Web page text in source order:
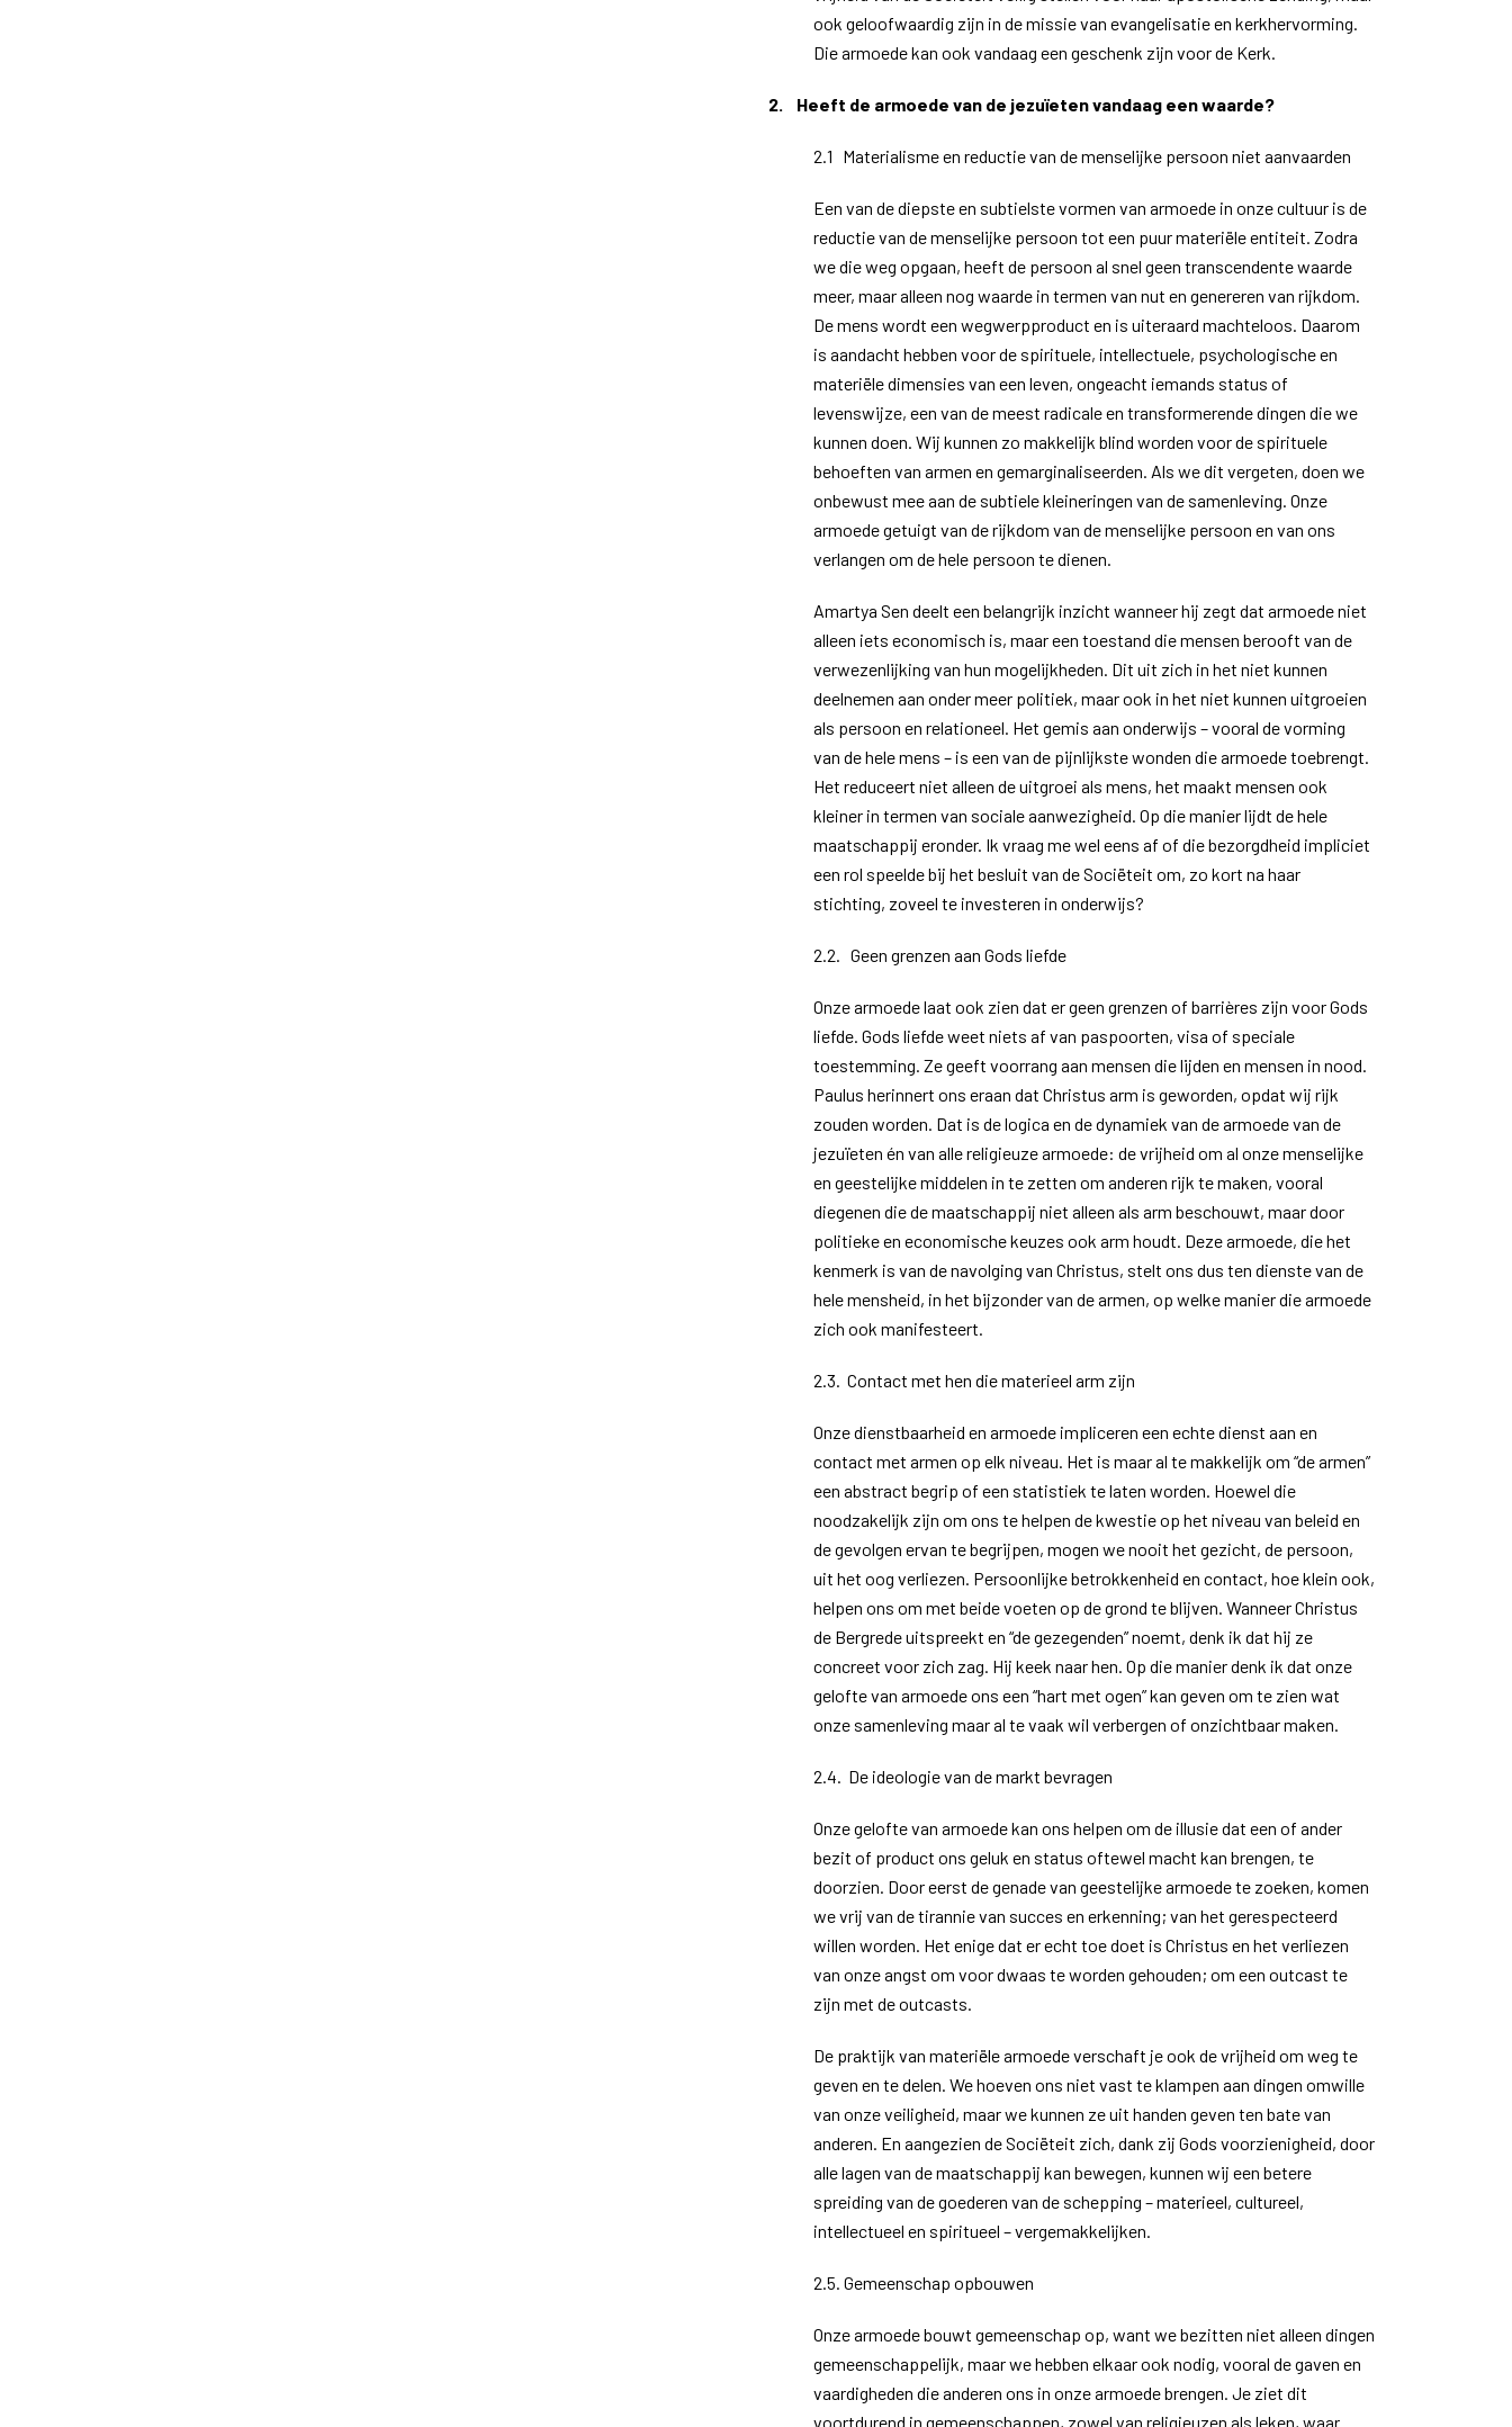
ook geloofwaardig zijn in de missie van evangelisatie en kerkhervorming.
Die armoede kan ook vandaag een geschenk zijn voor de Kerk.
2. Heeft de armoede van de jezuïeten vandaag een waarde?
2.1 Materialisme en reductie van de menselijke persoon niet aanvaarden
Een van de diepste en subtielste vormen van armoede in onze cultuur is de
reductie van de menselijke persoon tot een puur materiële entiteit. Zodra
we die weg opgaan, heeft de persoon al snel geen transcendente waarde
meer, maar alleen nog waarde in termen van nut en genereren van rijkdom.
De mens wordt een wegwerpproduct en is uiteraard machteloos. Daarom
is aandacht hebben voor de spirituele, intellectuele, psychologische en
materiële dimensies van een leven, ongeacht iemands status of
levenswijze, een van de meest radicale en transformerende dingen die we
kunnen doen. Wij kunnen zo makkelijk blind worden voor de spirituele
behoeften van armen en gemarginaliseerden. Als we dit vergeten, doen we
onbewust mee aan de subtiele kleineringen van de samenleving. Onze
armoede getuigt van de rijkdom van de menselijke persoon en van ons
verlangen om de hele persoon te dienen.
Amartya Sen deelt een belangrijk inzicht wanneer hij zegt dat armoede niet
alleen iets economisch is, maar een toestand die mensen berooft van de
verwezenlijking van hun mogelijkheden. Dit uit zich in het niet kunnen
deelnemen aan onder meer politiek, maar ook in het niet kunnen uitgroeien
als persoon en relationeel. Het gemis aan onderwijs – vooral de vorming
van de hele mens – is een van de pijnlijkste wonden die armoede toebrengt.
Het reduceert niet alleen de uitgroei als mens, het maakt mensen ook
kleiner in termen van sociale aanwezigheid. Op die manier lijdt de hele
maatschappij eronder. Ik vraag me wel eens af of die bezorgdheid impliciet
een rol speelde bij het besluit van de Sociëteit om, zo kort na haar
stichting, zoveel te investeren in onderwijs?
2.2. Geen grenzen aan Gods liefde
Onze armoede laat ook zien dat er geen grenzen of barrières zijn voor Gods
liefde. Gods liefde weet niets af van paspoorten, visa of speciale
toestemming. Ze geeft voorrang aan mensen die lijden en mensen in nood.
Paulus herinnert ons eraan dat Christus arm is geworden, opdat wij rijk
zouden worden. Dat is de logica en de dynamiek van de armoede van de
jezuïeten én van alle religieuze armoede: de vrijheid om al onze menselijke
en geestelijke middelen in te zetten om anderen rijk te maken, vooral
diegenen die de maatschappij niet alleen als arm beschouwt, maar door
politieke en economische keuzes ook arm houdt. Deze armoede, die het
kenmerk is van de navolging van Christus, stelt ons dus ten dienste van de
hele mensheid, in het bijzonder van de armen, op welke manier die armoede
zich ook manifesteert.
2.3. Contact met hen die materieel arm zijn
Onze dienstbaarheid en armoede impliceren een echte dienst aan en
contact met armen op elk niveau. Het is maar al te makkelijk om “de armen”
een abstract begrip of een statistiek te laten worden. Hoewel die
noodzakelijk zijn om ons te helpen de kwestie op het niveau van beleid en
de gevolgen ervan te begrijpen, mogen we nooit het gezicht, de persoon,
uit het oog verliezen. Persoonlijke betrokkenheid en contact, hoe klein ook,
helpen ons om met beide voeten op de grond te blijven. Wanneer Christus
de Bergrede uitspreekt en “de gezegenden” noemt, denk ik dat hij ze
concreet voor zich zag. Hij keek naar hen. Op die manier denk ik dat onze
gelofte van armoede ons een “hart met ogen” kan geven om te zien wat
onze samenleving maar al te vaak wil verbergen of onzichtbaar maken.
2.4. De ideologie van de markt bevragen
Onze gelofte van armoede kan ons helpen om de illusie dat een of ander
bezit of product ons geluk en status oftewel macht kan brengen, te
doorzien. Door eerst de genade van geestelijke armoede te zoeken, komen
we vrij van de tirannie van succes en erkenning; van het gerespecteerd
willen worden. Het enige dat er echt toe doet is Christus en het verliezen
van onze angst om voor dwaas te worden gehouden; om een outcast te
zijn met de outcasts.
De praktijk van materiële armoede verschaft je ook de vrijheid om weg te
geven en te delen. We hoeven ons niet vast te klampen aan dingen omwille
van onze veiligheid, maar we kunnen ze uit handen geven ten bate van
anderen. En aangezien de Sociëteit zich, dank zij Gods voorzienigheid, door
alle lagen van de maatschappij kan bewegen, kunnen wij een betere
spreiding van de goederen van de schepping – materieel, cultureel,
intellectueel en spiritueel – vergemakkelijken.
2.5. Gemeenschap opbouwen
Onze armoede bouwt gemeenschap op, want we bezitten niet alleen dingen
gemeenschappelijk, maar we hebben elkaar ook nodig, vooral de gaven en
vaardigheden die anderen ons in onze armoede brengen. Je ziet dit
voortdurend in gemeenschappen, zowel van religieuzen als leken, waar